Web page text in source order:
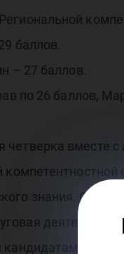
баллов.
– 27 баллов.
по 26 баллов,
четверка вместе
знания.
кандидатами на